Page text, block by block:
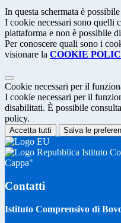
In questa schermata è
I cookie necessari sono quelli
piattaforma e non è possibile
Per conoscere quali sono i
visionare la COOKIE
Cookie necessari per il
I cookie necessari per il
disabilitati. È possibile
policy.
Accetta tutti Salva le
Istituto
Cappa"
Contatti
Istituto Comprensivo di